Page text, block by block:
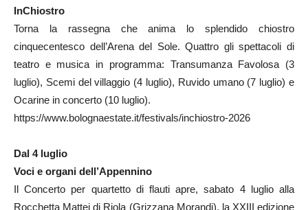
InChiostro
Torna la rassegna che anima lo splendido chiostro
cinquecentesco dell’Arena del Sole. Quattro gli spettacoli di
teatro e musica in programma: Transumanza Favolosa (3
luglio), Scemi del villaggio (4 luglio), Ruvido umano (7 luglio) e
Ocarine in concerto (10 luglio).
https://www.bolognaestate.it/festivals/inchiostro-2026
Dal 4 luglio
Voci e organi dell’Appennino
Il Concerto per quartetto di flauti apre, sabato 4 luglio alla
Rocchetta Mattei di Riola (Grizzana Morandi), la XXIII edizione